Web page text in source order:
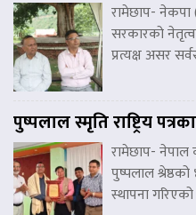
रामेछाप-
सरकारको
प्रत्यक्ष असर
पुष्पलाल स्मृति राष्ट्रिय
रामेछाप- नेपाल
पुष्पलाल
स्थापना